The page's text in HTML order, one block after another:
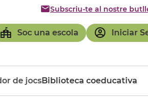
Soc una escola Iniciar
Subscriu-te al nostre
de jocsBiblioteca coeducativa